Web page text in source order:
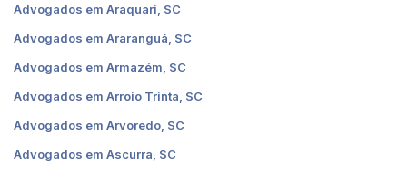
Advogados em Araquari, SC
Advogados em Araranguá, SC
Advogados em Armazém, SC
Advogados em Arroio Trinta, SC
Advogados em Arvoredo, SC
Advogados em Ascurra, SC